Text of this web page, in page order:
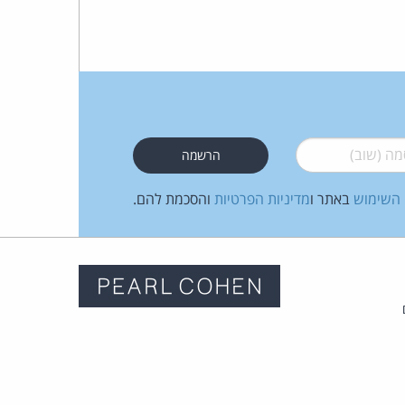
(שוב)*
השימוש באתר ומדיניות הפרטיות והסכמת להם.